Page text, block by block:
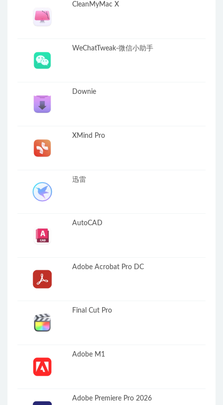
CleanMyMac X
WeChatTweak-微信小助手
Downie
XMind Pro
迅雷
AutoCAD
Adobe Acrobat Pro DC
Final Cut Pro
Adobe M1
Adobe Premiere Pro 2026